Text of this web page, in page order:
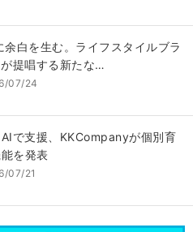
白を生む。ライフスタイルブラ
提唱する新たな…
07/24
AIで支援、KKCompanyが個別育
を発表
07/21